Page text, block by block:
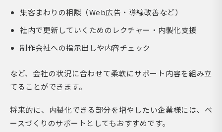
集客まわりの相談（Web広告・導線改善など）
社内で更新していくためのレクチャー・内製化支援
制作会社への指示出しや内容チェック
など、会社の状況に合わせて柔軟にサポート内容を組み立
てることができます。
将来的に、内製化できる部分を増やしたい企業様には、ベ
ースづくりのサポートとしてもおすすめです。